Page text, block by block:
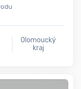
Olomoucký
kraj